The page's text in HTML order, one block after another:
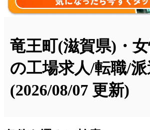
竜王町(滋賀県)・
の工場求人/転職/
(2026/08/07 更新)